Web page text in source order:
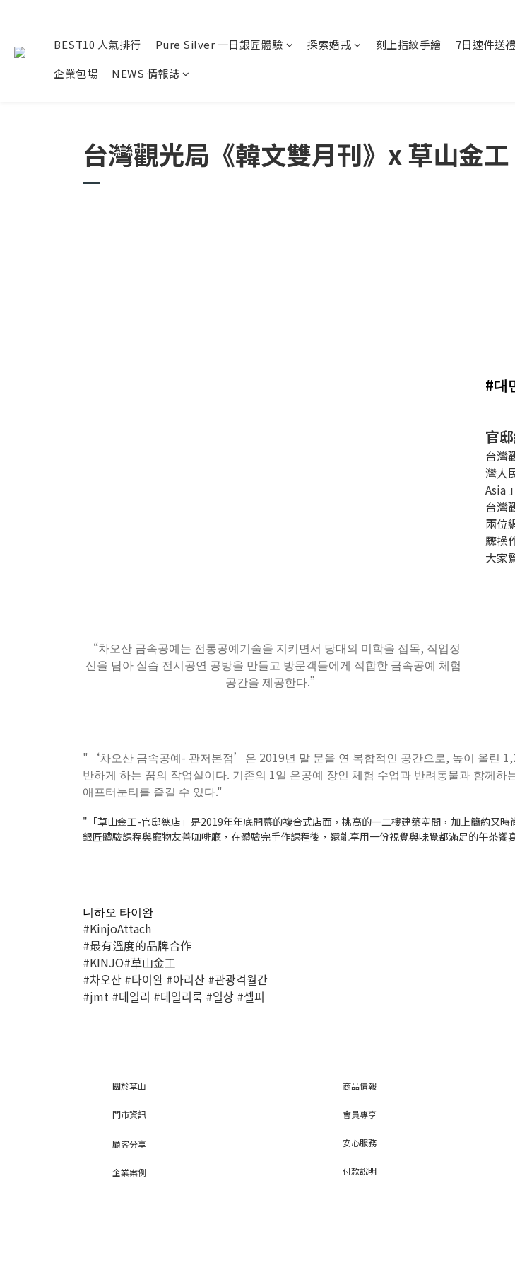
BEST10 人氣排行 Pure Silver 一日銀匠體驗 探索婚戒 刻上指紋手繪 7日速件送禮
企業包場
NEWS 情報誌
台灣觀光局《韓文雙月刊》x 草山金工
#대
官
台灣
灣人
Asia
台灣
兩位
驟操
大家
“차오산 금속공예는 전통공예기술을 지키면서 당대의 미학을 접목, 직업정
신을 담아 실습 전시공연 공방을 만들고 방문객들에게 적합한 금속공예 체험
공간을 제공한다.”
"‘차오산 금속공예- 관저본점’은 2019년 말 문을 연 복합적인 공간으로, 높이 올린
반하게 하는 꿈의 작업실이다. 기존의 1일 은공예 장인 체험 수업과 반려동물과 함께
애프터눈티를 즐길 수 있다."
"「草山金工-官邸總店」是2019年年底開幕的複合式店面，挑高的一二樓建築空間，加上簡約又
銀匠體驗課程與寵物友善咖啡廳，在體驗完手作課程後，還能享用一份視覺與味覺都滿足的午茶饗
니하오 타이완
#KinjoAttach
#最有溫度的品牌合作
#KINJO#草山金工
#차오산 #타이완 #아리산 #관광격월간
#jmt #데일리 #데일리룩 #일상 #셀피
關於草山
門市資訊
顧客分享
企業案例
商品情報
會員專享
安心服務
付款說明